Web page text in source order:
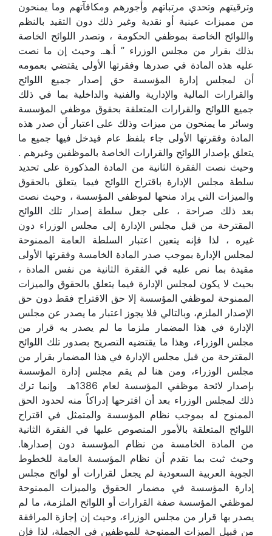
وترقيتهم وتحدي مرتباتهم وأجورهم ومكافآتهم وما يمنحون
من مميزات عينية أو نقدية وغير ذلك دون التقيد بالنظم
واللوائح الخاصة بموظفي الحكومة ، وتصدر اللوائح الخاصة
بذلك بقرار من مجلس الوزراء ” أ.هـ. وحيث إن ما نصت
عليه هذه المادة في صدرها وفقرتها الأولى يقتضي بعمومه
أن لمجلس إدارة المؤسسة حق إصدار جميع اللوائح
والقرارات المالية والإدارية والفنية والداخلية بما في ذلك
جميع اللوائح والقرارات المتعلقة بحقوق موظفي المؤسسة
وسائر ما يمنحون من ميزات وذلك على اعتبار أن صدر هذه
المادة وفقرتها الأولى جاء بلفظ عام فيدخل فيها جميع ما
يتعلق بإصدار اللوائح والقرارات الخاصة بالموظفين وغيرهم .
وحيث نصت الفقرة الثانية من المادة المذكورة على تحديد
سلطة مجلس الإدارة باقتراح اللوائح فيما يتعلق بالحقوق
والميزات التي يراد منحها لموظفي المؤسسة ، وحيث نصت
بعد ذلك صراحة ، على جعل سلطة إصدار تلك اللوائح
المقترحة من قبل مجلس الإدارة إلى مجلس الوزراء دون
غيره ، لذا فإنه يتعين اعتبار السلطة العامة الممنوحة
لمجلس الإدارة بموجب صدر المادة الخامسة وفقرتها الأولى
مقيدة بما نص عليه في الفقرة الثانية من نفس المادة ،
بحيث لا يكون لمجلس الإدارة فيما يتعلق بالحقوق والميزات
الممنوحة لموظفي المؤسسة إلا حق الاقتراح فقط دون حق
الإصدار الملزم، وبالتالي فلا يجوز اعتبار ما يصدر عن مجلس
الإدارة في هذا المضمار ملزما ما لم يصدر به قرار من
مجلس الوزراء، وهذا ما يقتضيه التصريح بصدور تلك اللوائح
المقترحة من قبل مجلس الإدارة في هذا المضمار بقرار من
مجلس الوزراء، ومن هنا لم يقم مجلس إدارة المؤسسة
بإصدار لائحة موظفي المؤسسة لعام 1386هـ وإنما ترك
ذلك لمجلس الوزراء بعد أن اقترحها إدراكاً منه لحدود الحق
الممنوح له بموجب نظام المؤسسة والمتمثل في اقتراح
اللوائح المتعلقة بالأمور المنصوص عليها في الفقرة الثانية
من المادة الخامسة من نظام المؤسسة دون إصدارها.
وحيث ثبت بما تقدم أن نظام المؤسسة العامة للخطوط
الجوية العربية السعودية لم يجعل لقرارات أو لوائح مجلس
إدارة المؤسسة في مضمار الحقوق والميزات الممنوحة
لموظفي المؤسسة صفة القرارات أو اللوائح الملزمة، ما لم
يصدر بها قرار من مجلس الوزراء، وحيث إن إجازة المرافقة
من قبيل الميزات الممنوحة للموظفين في الجملة، لذا فإن